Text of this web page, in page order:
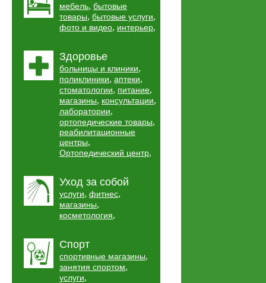
мебель, бытовые
товары, бытовые услуги,
фото и видео, интерьер,
Здоровье
больницы и клиники,
поликлиники, аптеки,
стоматологии, питание,
магазины, консультации,
лаборатории,
ортопедические товары,
реабилитационные
центры,
Ортопедический центр,
Уход за собой
услуги, фитнес,
магазины,
косметология,
Спорт
спортивные магазины,
занятия спортом,
услуги,